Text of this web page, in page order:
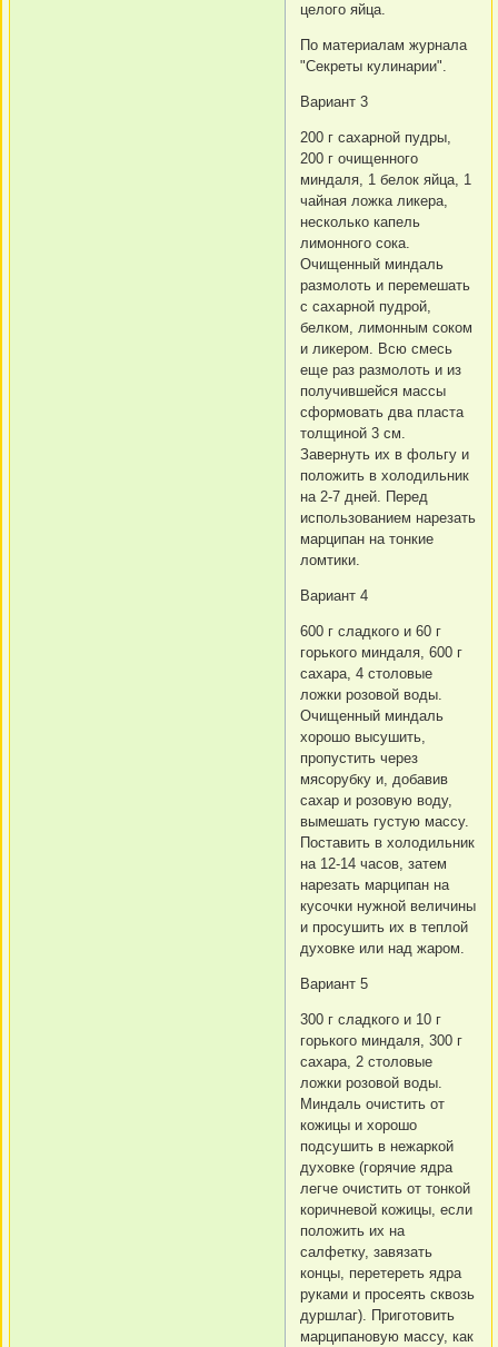
целого яйца.
По материалам журнала
"Секреты кулинарии".
Вариант 3
200 г сахарной пудры,
200 г очищенного
миндаля, 1 белок яйца, 1
чайная ложка ликера,
несколько капель
лимонного сока.
Очищенный миндаль
размолоть и перемешать
с сахарной пудрой,
белком, лимонным соком
и ликером. Всю смесь
еще раз размолоть и из
получившейся массы
сформовать два пласта
толщиной 3 см.
Завернуть их в фольгу и
положить в холодильник
на 2-7 дней. Перед
использованием нарезать
марципан на тонкие
ломтики.
Вариант 4
600 г сладкого и 60 г
горького миндаля, 600 г
сахара, 4 столовые
ложки розовой воды.
Очищенный миндаль
хорошо высушить,
пропустить через
мясорубку и, добавив
сахар и розовую воду,
вымешать густую массу.
Поставить в холодильник
на 12-14 часов, затем
нарезать марципан на
кусочки нужной величины
и просушить их в теплой
духовке или над жаром.
Вариант 5
300 г сладкого и 10 г
горького миндаля, 300 г
сахара, 2 столовые
ложки розовой воды.
Миндаль очистить от
кожицы и хорошо
подсушить в нежаркой
духовке (горячие ядра
легче очистить от тонкой
коричневой кожицы, если
положить их на
салфетку, завязать
концы, перетереть ядра
руками и просеять сквозь
дуршлаг). Приготовить
марципановую массу, как